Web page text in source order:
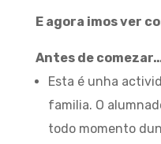
E agora imos ver
Antes de
Esta é unha
familia. O
todo momento